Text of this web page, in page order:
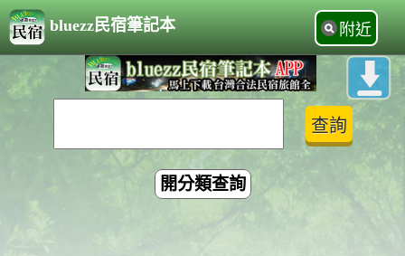
bluezz民宿筆記本 附近
開分類查詢